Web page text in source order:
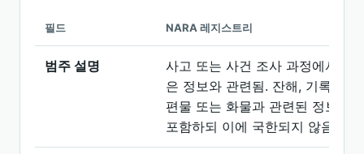
필드 NARA 레지스트리
범주 설명
사고 또는 사건 조사 과정에서 얻
은 정보와 관련됨. 잔해, 기록, 우
편물 또는 화물과 관련된 정보를
포함하되 이에 국한되지 않음.